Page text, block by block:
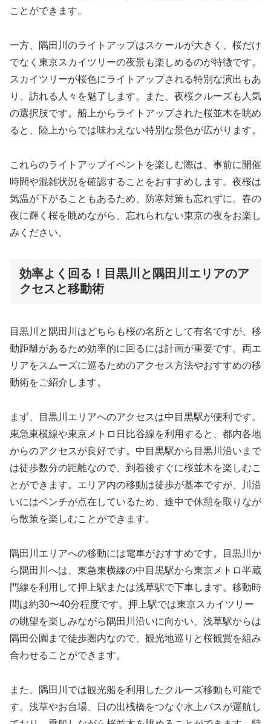
ことができます。
一方、隅田川のライトアップはスケールが大きく、桜だけ
でなく東京スカイツリーの夜景も楽しめるのが特徴です。
スカイツリーが桜色にライトアップされる特別な演出もあ
り、訪れる人々を魅了します。また、夜桜クルーズも人気
の選択肢です。船上からライトアップされた桜並木を眺め
ると、陸上からでは味わえない特別な景色が広がります。
これらのライトアップイベントを楽しむ際は、事前に開催
時間や混雑状況を確認することをおすすめします。夜桜は
気温が下がることもあるため、防寒対策も忘れずに。春の
夜に輝く桜を眺めながら、忘れられない東京の夜をお楽し
みください。
効率よく回る！目黒川と隅田川エリアのア
クセスと移動術
目黒川と隅田川はどちらも桜の名所として有名ですが、移
動距離があるため効率的に回るには計画が重要です。両エ
リアをスムーズに巡るためのアクセス方法やおすすめの移
動術をご紹介します。
まず、目黒川エリアへのアクセスは中目黒駅が便利です。
東急東横線や東京メトロ日比谷線を利用すると、都内各地
からのアクセスが良好です。中目黒駅から目黒川沿いまで
は徒歩数分の距離なので、到着後すぐに桜並木を楽しむこ
とができます。エリア内の移動は徒歩が基本ですが、川沿
いにはベンチが点在しているため、途中で休憩を取りなが
ら散策を楽しむことができます。
隅田川エリアへの移動には電車がおすすめです。目黒川か
ら隅田川へは、東急東横線の中目黒駅から東京メトロ半蔵
門線を利用して押上駅または浅草駅で下車します。移動時
間は約30〜40分程度です。押上駅では東京スカイツリー
の眺望を楽しみながら隅田川沿いに向かい、浅草駅からは
隅田公園まで徒歩圏内なので、観光地巡りと桜観賞を組み
合わせることができます。
また、隅田川では観光船を利用したクルーズ移動も可能で
す。浅草やお台場、日の出桟橋をつなぐ水上バスが運航し